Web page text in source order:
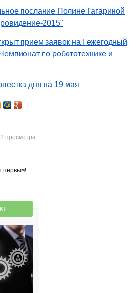
послание Полине Гагариной
2015"
прием заявок на I ежегодный
по робототехнике и
дня на 19 мая
просмотра
первым!